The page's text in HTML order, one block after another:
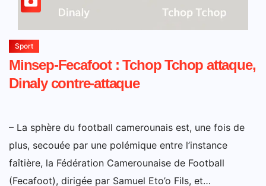
Sport
Minsep-Fecafoot : Tchop Tchop attaque,
Dinaly contre-attaque
– La sphère du football camerounais est, une fois de
plus, secouée par une polémique entre l’instance
faîtière, la Fédération Camerounaise de Football
(Fecafoot), dirigée par Samuel Eto’o Fils, et…